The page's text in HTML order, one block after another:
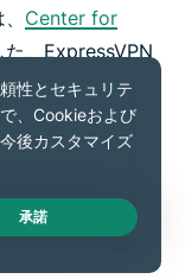
Center for
た、ExpressVPN
くものです。
、VPN業界の推
従って、同じよ
Live Chat